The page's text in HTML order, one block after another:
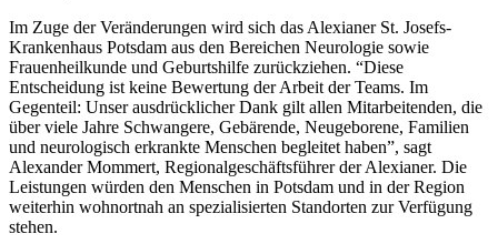
Im Zuge der Veränderungen wird sich das Alexianer St. Josefs-
Krankenhaus Potsdam aus den Bereichen Neurologie sowie
Frauenheilkunde und Geburtshilfe zurückziehen. “Diese
Entscheidung ist keine Bewertung der Arbeit der Teams. Im
Gegenteil: Unser ausdrücklicher Dank gilt allen Mitarbeitenden, die
über viele Jahre Schwangere, Gebärende, Neugeborene, Familien
und neurologisch erkrankte Menschen begleitet haben”, sagt
Alexander Mommert, Regionalgeschäftsführer der Alexianer. Die
Leistungen würden den Menschen in Potsdam und in der Region
weiterhin wohnortnah an spezialisierten Standorten zur Verfügung
stehen.